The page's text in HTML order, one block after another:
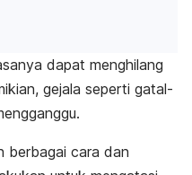
dapat menghilang
gejala seperti gatal-
berbagai cara dan